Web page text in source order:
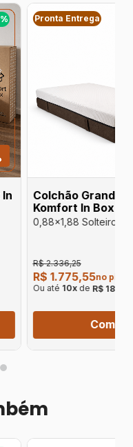
Pronta Entrega
Colchão Grand
Komfort In Box –
Híbrida e
0,88x1,88 Solteiro
R$ 2.336,25
R$ 1.775,55no pix
Ou até 10xde R$